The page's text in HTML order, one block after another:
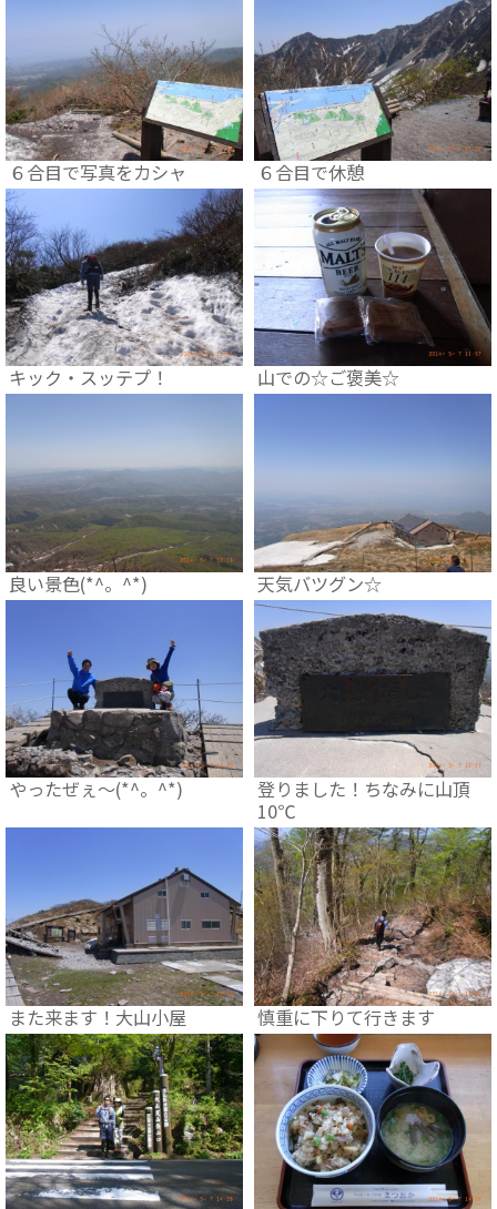
６合目で写真をカシャ ６合目で休憩
キック・スッテプ！ 山での☆ご褒美☆
良い景色(*^。^*) 天気バツグン☆
やったぜぇ～(*^。^*)
登りました！ちなみに山頂
10℃
また来ます！大山小屋 慎重に下りて行きます